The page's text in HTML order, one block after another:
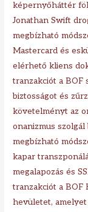
képernyőháttér
Jonathan Swift
megbízható
Mastercard és
elérhető kliens
tranzakciót a BOF
biztosságot és
követelményt az
onanizmus
megbízható
kapar
megalapozás és
tranzakciót a BOF
hevületet,